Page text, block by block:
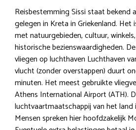
Reisbestemming Sissi staat bekend
gelegen in Kreta in Griekenland. Het
met natuurgebieden, cultuur,
historische bezienswaardigheden.
vliegen op luchthaven Luchthaven
vlucht (zonder overstappen) duurt
minuten. Het meest gebruikte
Athens International Airport (ATH).
luchtvaartmaatschappij van het land
Mensen spreken hier hoofdzakelijk